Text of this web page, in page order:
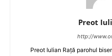
Preot
http://
Preot Iulian Rață parohul